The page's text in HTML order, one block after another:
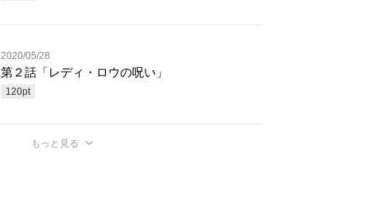
2020/05/28
第２話「レディ・ロウの呪い」
120pt
もっと見る